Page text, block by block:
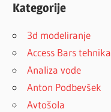
Kategorije
3d modeliranje
Access Bars tehnika
Analiza vode
Anton Podbevšek
Avtošola